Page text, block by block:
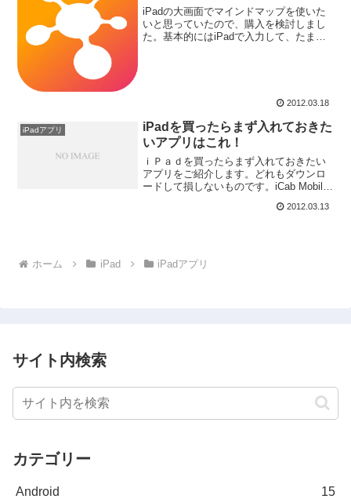
iPadの大画面でマインドマップを使いた
いと思っていたので、購入を検討しまし
た。基本的にはiPadで入力して、たまに
2012.03.18
iPadアプリ
iPadを買ったらまず入れておきた
いアプリはこれ！
ｉＰａｄを買ったらまず入れておきたい
アプリをご紹介します。どれもダウンロ
ードして損しないものです。iCab Mobile
細を見るiCab Mobileは、iOS用Webブラ
2012.03.13
ホーム iPad iPadアプリ
サイト内検索
カテゴリー
Android 15